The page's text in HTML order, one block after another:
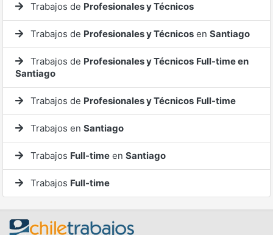
Trabajos de Profesionales y Técnicos
Trabajos de Profesionales y Técnicos en Santiago
Trabajos de Profesionales y Técnicos Full-time en
Santiago
Trabajos de Profesionales y Técnicos Full-time
Trabajos en Santiago
Trabajos Full-time en Santiago
Trabajos Full-time